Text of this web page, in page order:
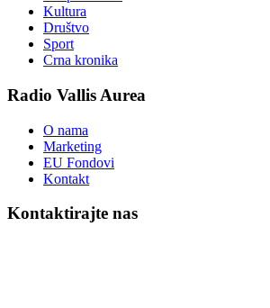
Kultura
Društvo
Sport
Crna kronika
Radio Vallis Aurea
O nama
Marketing
EU Fondovi
Kontakt
Kontaktirajte nas